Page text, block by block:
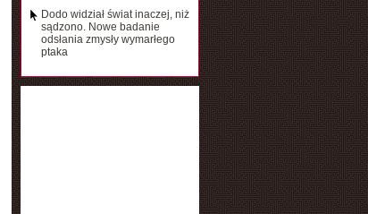
Dodo widział świat inaczej, niż
sądzono. Nowe badanie
odsłania zmysły wymarłego
ptaka